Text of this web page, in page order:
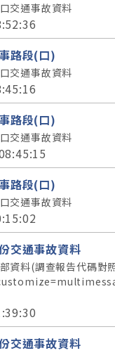
交通事故資料
路段(口)
交通事故資料
路段(口)
交通事故資料
路段(口)
交通事故資料
交通事故資料
部資料(調查報告代
交通事故資料